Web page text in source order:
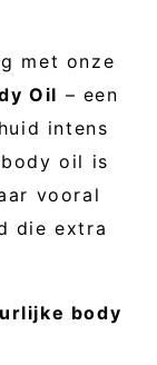
met onze
Oil – een
intens
oil is
vooral
die extra
body